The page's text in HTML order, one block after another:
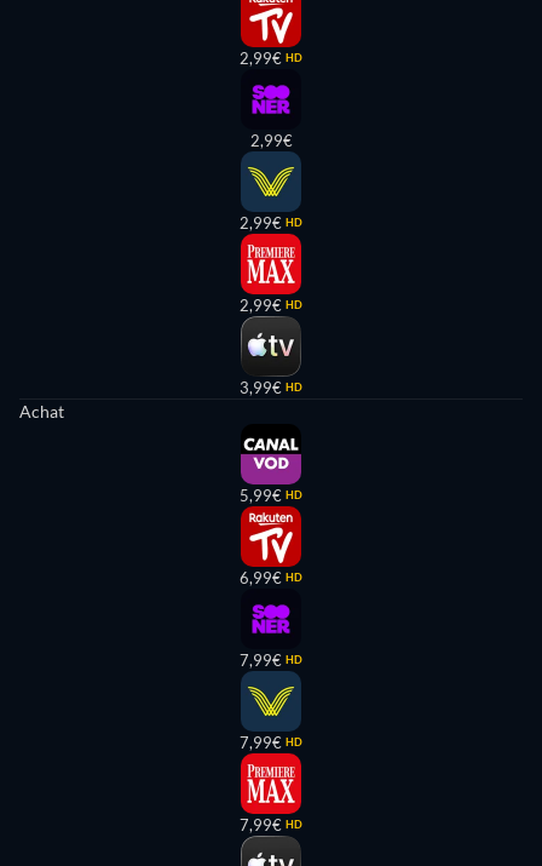
2,99€ HD
2,99€
2,99€ HD
2,99€ HD
3,99€ HD
Achat
5,99€ HD
6,99€ HD
7,99€ HD
7,99€ HD
7,99€ HD